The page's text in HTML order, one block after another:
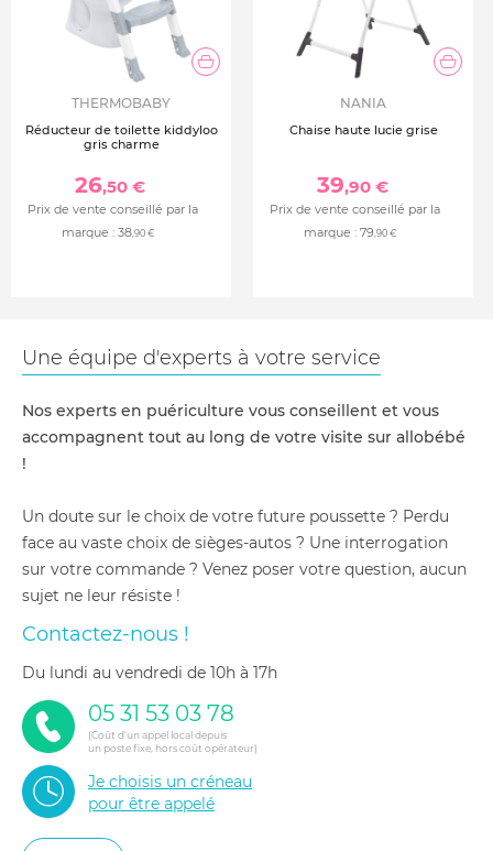
THERMOBABY
Réducteur de toilette kiddyloo
gris charme
26,50 €
Prix de vente conseillé par la
marque : 38,90 €
NANIA
Chaise haute lucie grise
39,90 €
Prix de vente conseillé par la
marque : 79,90 €
Une équipe d'experts à votre service
Nos experts en puériculture vous conseillent et vous
accompagnent tout au long de votre visite sur allobébé
!
Un doute sur le choix de votre future poussette ? Perdu
face au vaste choix de sièges-autos ? Une interrogation
sur votre commande ? Venez poser votre question, aucun
sujet ne leur résiste !
Contactez-nous !
du lundi au vendredi de 10h à 17h
05 31 53 03 78
(Coût d'un appel local depuis
un poste fixe, hors coût opérateur)
Je choisis un créneau
pour être appelé